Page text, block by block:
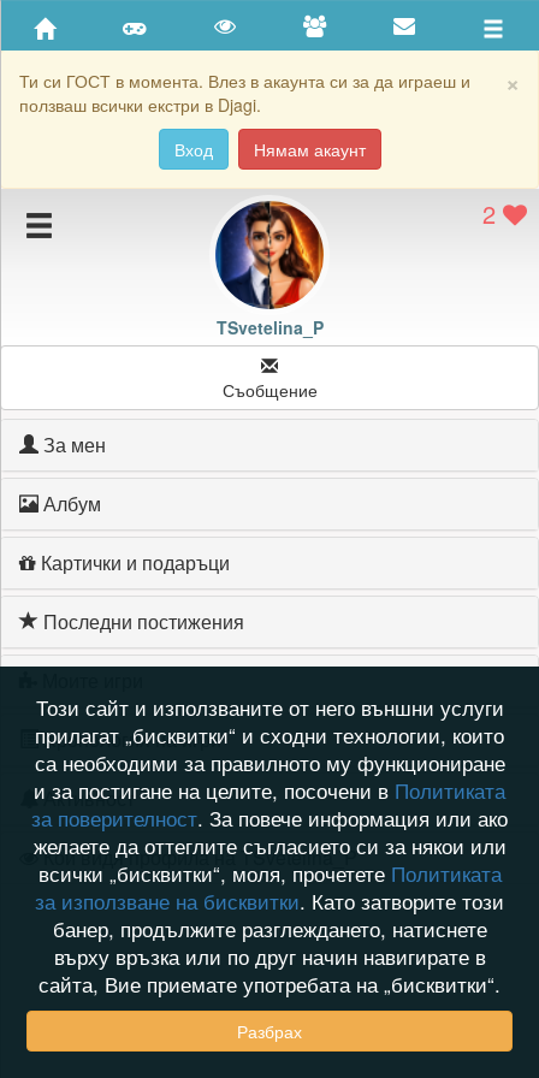
×
Ти си ГОСТ в момента. Влез в акаунта си за да играеш и
ползваш всички екстри в Djagi.
Вход
Нямам акаунт
Приятели
Хронология на игри
Подаръците на TSvetelina_P
Картичките на TSvetelina_P
Блокирай TSvetelina_P
2
TSvetelina_P
Съобщение
За мен
Албум
Картички и подаръци
Последни постижения
Хронология на игри
Активност
Кой видя профила на TSvetelina_P
Този сайт и използваните от него външни услуги
прилагат „бисквитки“ и сходни технологии, които
са необходими за правилното му функциониране
и за постигане на целите, посочени в Политиката
за поверителност. За повече информация или ако
желаете да оттеглите съгласието си за някои или
всички „бисквитки“, моля, прочетете Политиката
за използване на бисквитки. Като затворите този
банер, продължите разглеждането, натиснете
върху връзка или по друг начин навигирате в
сайта, Вие приемате употребата на „бисквитки“.
Разбрах